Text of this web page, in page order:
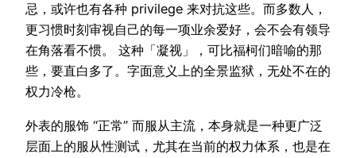
忌，或许也有各种 privilege 来对抗这些。而多数人，
更习惯时刻审视自己的每一项业余爱好，会不会有领导
在角落看不惯。 这种「凝视」，可比福柯们暗喻的那
些，要直白多了。字面意义上的全景监狱，无处不在的
权力冷枪。
外表的服饰 “正常” 而服从主流，本身就是一种更广泛
层面上的服从性测试，尤其在当前的权力体系，也是在